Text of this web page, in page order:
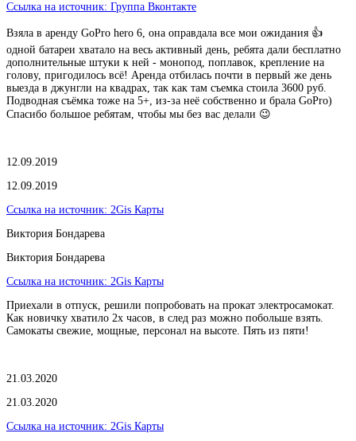
Ссылка на источник: Группа Вконтакте
Взяла в аренду GoPro hero 6, она оправдала все мои ожидания 👍
одной батареи хватало на весь активный день, ребята дали бесплатно
дополнительные штуки к ней - монопод, поплавок, крепление на
голову, пригодилось всё! Аренда отбилась почти в первый же день
выезда в джунгли на квадрах, так как там съемка стоила 3600 руб.
Подводная съёмка тоже на 5+, из-за неё собственно и брала GoPro)
Спасибо большое ребятам, чтобы мы без вас делали 😉
12.09.2019
12.09.2019
Ссылка на источник: 2Gis Карты
Виктория Бондарева
Виктория Бондарева
Ссылка на источник: 2Gis Карты
Приехали в отпуск, решили попробовать на прокат электросамокат.
Как новичку хватило 2х часов, в след раз можно побольше взять.
Самокаты свежие, мощные, персонал на высоте. Пять из пяти!
21.03.2020
21.03.2020
Ссылка на источник: 2Gis Карты